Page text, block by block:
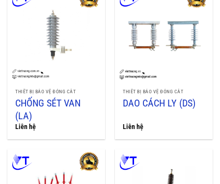
THIẾT BỊ BẢO VỆ ĐÓNG CẮT
CHỐNG SÉT VAN
(LA)
Liên hệ
THIẾT BỊ BẢO VỆ ĐÓNG CẮT
DAO CÁCH LY (DS)
Liên hệ